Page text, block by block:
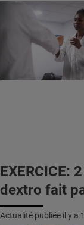
EXERCICE:
dextro fait
Actualité publiée il y a